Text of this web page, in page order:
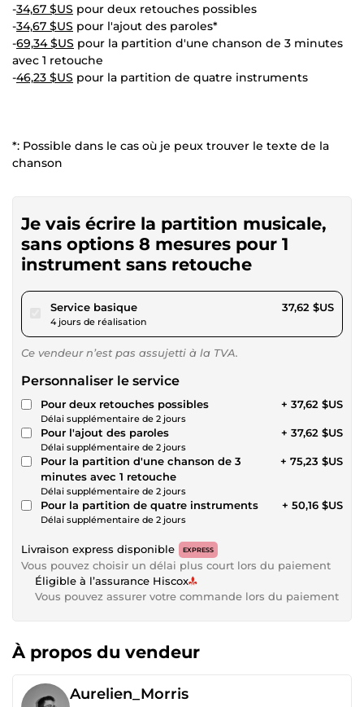
-34,67 $US pour deux retouches possibles
-34,67 $US pour l'ajout des paroles*
-69,34 $US pour la partition d'une chanson de 3 minutes
avec 1 retouche
-46,23 $US pour la partition de quatre instruments
*: Possible dans le cas où je peux trouver le texte de la
chanson
Je vais écrire la partition musicale,
sans options 8 mesures pour 1
instrument sans retouche
Service basiquepour 34,67 $US
4 jours de réalisation
37,62 $US
Ce vendeur n’est pas assujetti à la TVA.
Personnaliser le service
Pour deux retouches possibles
Délai supplémentaire de 2 jours
+ 37,62 $US
Pour l'ajout des paroles
Délai supplémentaire de 2 jours
+ 37,62 $US
Pour la partition d'une chanson de 3
minutes avec 1 retouche
Délai supplémentaire de 2 jours
+ 75,23 $US
Pour la partition de quatre instruments
Délai supplémentaire de 2 jours
+ 50,16 $US
Livraison express disponible EXPRESS
Vous pouvez choisir un délai plus court lors du paiement
Éligible à l’assurance Hiscox
Vous pouvez assurer votre commande lors du paiement
À propos du vendeur
Aurelien_Morris